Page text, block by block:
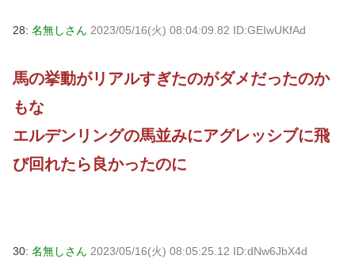
28: 名無しさん 2023/05/16(火) 08:04:09.82 ID:GEIwUKfAd
馬の挙動がリアルすぎたのがダメだったのか
もな
エルデンリングの馬並みにアグレッシブに飛
び回れたら良かったのに
30: 名無しさん 2023/05/16(火) 08:05:25.12 ID:dNw6JbX4d